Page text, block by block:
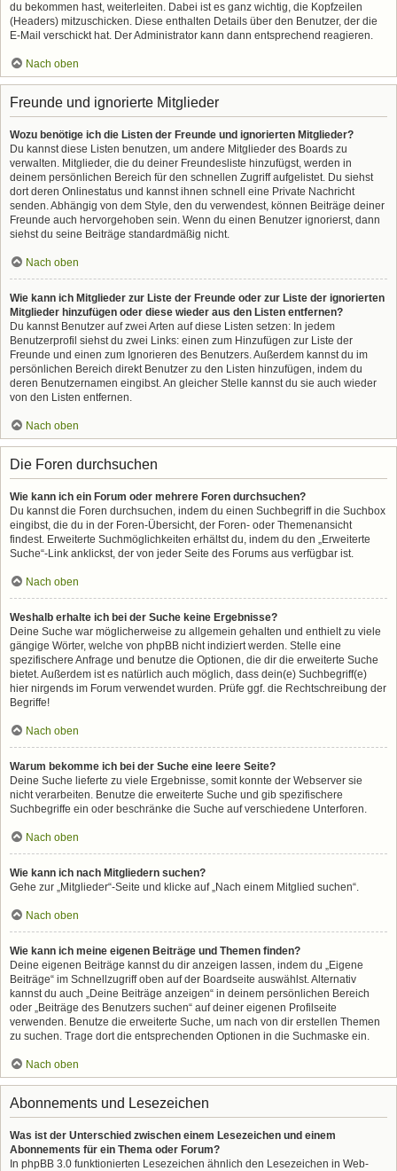
du bekommen hast, weiterleiten. Dabei ist es ganz wichtig, die Kopfzeilen
(Headers) mitzuschicken. Diese enthalten Details über den Benutzer, der die
E-Mail verschickt hat. Der Administrator kann dann entsprechend reagieren.
Nach oben
Freunde und ignorierte Mitglieder
Wozu benötige ich die Listen der Freunde und ignorierten Mitglieder?
Du kannst diese Listen benutzen, um andere Mitglieder des Boards zu
verwalten. Mitglieder, die du deiner Freundesliste hinzufügst, werden in
deinem persönlichen Bereich für den schnellen Zugriff aufgelistet. Du siehst
dort deren Onlinestatus und kannst ihnen schnell eine Private Nachricht
senden. Abhängig von dem Style, den du verwendest, können Beiträge deiner
Freunde auch hervorgehoben sein. Wenn du einen Benutzer ignorierst, dann
siehst du seine Beiträge standardmäßig nicht.
Nach oben
Wie kann ich Mitglieder zur Liste der Freunde oder zur Liste der ignorierten
Mitglieder hinzufügen oder diese wieder aus den Listen entfernen?
Du kannst Benutzer auf zwei Arten auf diese Listen setzen: In jedem
Benutzerprofil siehst du zwei Links: einen zum Hinzufügen zur Liste der
Freunde und einen zum Ignorieren des Benutzers. Außerdem kannst du im
persönlichen Bereich direkt Benutzer zu den Listen hinzufügen, indem du
deren Benutzernamen eingibst. An gleicher Stelle kannst du sie auch wieder
von den Listen entfernen.
Nach oben
Die Foren durchsuchen
Wie kann ich ein Forum oder mehrere Foren durchsuchen?
Du kannst die Foren durchsuchen, indem du einen Suchbegriff in die Suchbox
eingibst, die du in der Foren-Übersicht, der Foren- oder Themenansicht
findest. Erweiterte Suchmöglichkeiten erhältst du, indem du den „Erweiterte
Suche“-Link anklickst, der von jeder Seite des Forums aus verfügbar ist.
Nach oben
Weshalb erhalte ich bei der Suche keine Ergebnisse?
Deine Suche war möglicherweise zu allgemein gehalten und enthielt zu viele
gängige Wörter, welche von phpBB nicht indiziert werden. Stelle eine
spezifischere Anfrage und benutze die Optionen, die dir die erweiterte Suche
bietet. Außerdem ist es natürlich auch möglich, dass dein(e) Suchbegriff(e)
hier nirgends im Forum verwendet wurden. Prüfe ggf. die Rechtschreibung der
Begriffe!
Nach oben
Warum bekomme ich bei der Suche eine leere Seite?
Deine Suche lieferte zu viele Ergebnisse, somit konnte der Webserver sie
nicht verarbeiten. Benutze die erweiterte Suche und gib spezifischere
Suchbegriffe ein oder beschränke die Suche auf verschiedene Unterforen.
Nach oben
Wie kann ich nach Mitgliedern suchen?
Gehe zur „Mitglieder“-Seite und klicke auf „Nach einem Mitglied suchen“.
Nach oben
Wie kann ich meine eigenen Beiträge und Themen finden?
Deine eigenen Beiträge kannst du dir anzeigen lassen, indem du „Eigene
Beiträge“ im Schnellzugriff oben auf der Boardseite auswählst. Alternativ
kannst du auch „Deine Beiträge anzeigen“ in deinem persönlichen Bereich
oder „Beiträge des Benutzers suchen“ auf deiner eigenen Profilseite
verwenden. Benutze die erweiterte Suche, um nach von dir erstellen Themen
zu suchen. Trage dort die entsprechenden Optionen in die Suchmaske ein.
Nach oben
Abonnements und Lesezeichen
Was ist der Unterschied zwischen einem Lesezeichen und einem
Abonnements für ein Thema oder Forum?
In phpBB 3.0 funktionierten Lesezeichen ähnlich den Lesezeichen in Web-